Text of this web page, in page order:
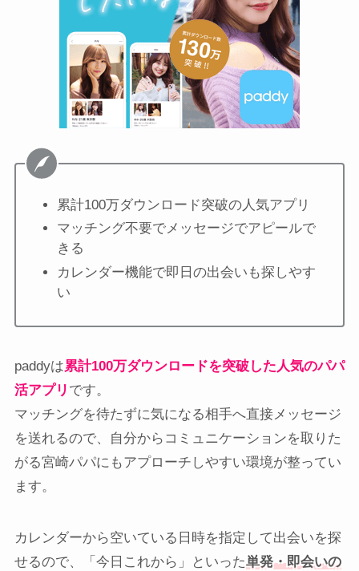
累計100万ダウンロード突破の人気アプリ
マッチング不要でメッセージでアピールで
きる
カレンダー機能で即日の出会いも探しやす
い
paddyは累計100万ダウンロードを突破した人気のパパ
活アプリ です。
マッチングを待たずに気になる相手へ直接メッセージ
を送れるので、自分からコミュニケーションを取りた
がる宮崎パパにもアプローチしやすい環境が整ってい
ます。
カレンダーから空いている日時を指定して出会いを探
せるので、「今日これから」といった単発・即会いの